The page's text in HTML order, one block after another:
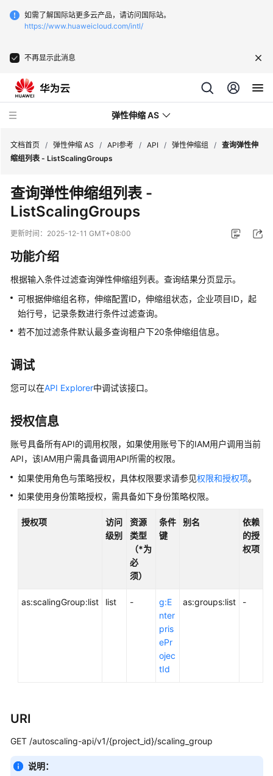
如需了解国际站更多云产品，请访问国际站。
https://www.huaweicloud.com/intl/
不再显示此消息
弹性伸缩 AS
最
新
动
产
品
介
快
速
门
用
指
南
最
实
践
API
前
调
用
API
文档首页 / 弹性伸缩 AS / API参考 / API / 弹性伸缩组 / 查询弹性伸
缩组列表 - ListScalingGroups
查询弹性伸缩组列表 -
ListScalingGroups
更新时间： 2025-12-11 GMT+08:00
功能介绍
根据输入条件过滤查询弹性伸缩组列表。查询结果分页显示。
可根据伸缩组名称，伸缩配置ID，伸缩组状态，企业项目ID，起
始行号，记录条数进行条件过滤查询。
若不加过滤条件默认最多查询租户下20条伸缩组信息。
调试
您可以在API Explorer中调试该接口。
授权信息
账号具备所有API的调用权限，如果使用账号下的IAM用户调用当前
API，该IAM用户需具备调用API所需的权限。
如果使用角色与策略授权，具体权限要求请参见权限和授权项。
如果使用身份策略授权，需具备如下身份策略权限。
授权项
访问
级别
资源
类型
（*为
必
须）
条件
键
别名
依赖
的授
权项
as:scalingGroup:list list -
g:E
nter
pris
ePr
ojec
tId
as:groups:list -
URI
GET /autoscaling-api/v1/{project_id}/scaling_group
说明：